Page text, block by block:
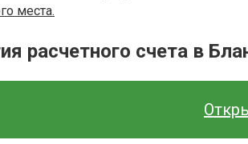
места.
расчетного счета в